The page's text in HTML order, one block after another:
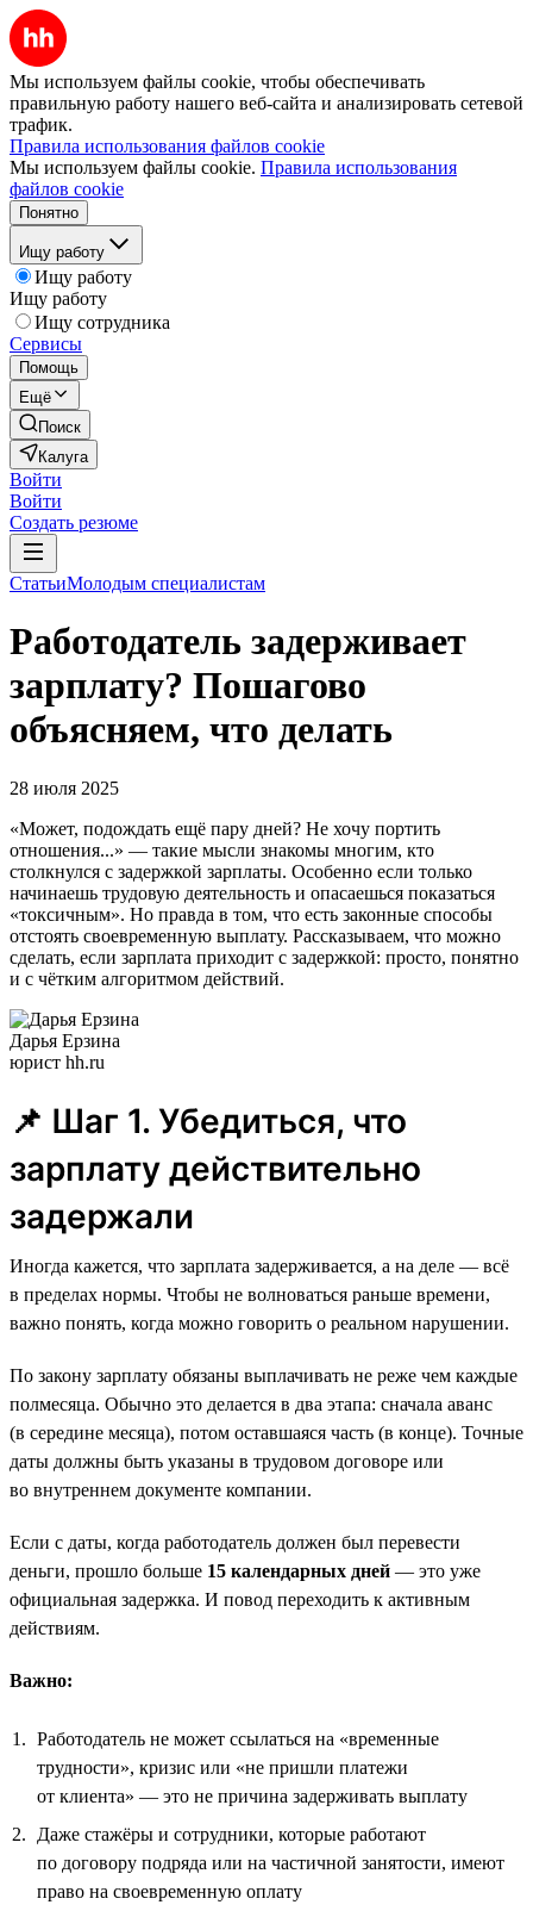
Мы используем файлы cookie, чтобы обеспечивать
правильную работу нашего веб-сайта и анализировать сетевой
трафик.
Правила использования файлов cookie
Мы используем файлы cookie. Правила использования
файлов cookie
Понятно
Ищу работу
Ищу работу
Ищу работу
Ищу сотрудника
Сервисы
Помощь
Ещё
Поиск
Калуга
Войти
Войти
Создать резюме
СтатьиМолодым специалистам
Работодатель задерживает
зарплату? Пошагово
объясняем, что делать
28 июля 2025
«Может, подождать ещё пару дней? Не хочу портить
отношения...» — такие мысли знакомы многим, кто
столкнулся с задержкой зарплаты. Особенно если только
начинаешь трудовую деятельность и опасаешься показаться
«токсичным». Но правда в том, что есть законные способы
отстоять своевременную выплату. Рассказываем, что можно
сделать, если зарплата приходит с задержкой: просто, понятно
и с чётким алгоритмом действий.
Дарья Ерзина
юрист hh.ru
📌 Шаг 1. Убедиться, что
зарплату действительно
задержали
Иногда кажется, что зарплата задерживается, а на деле — всё
в пределах нормы. Чтобы не волноваться раньше времени,
важно понять, когда можно говорить о реальном нарушении.
По закону зарплату обязаны выплачивать не реже чем каждые
полмесяца. Обычно это делается в два этапа: сначала аванс
(в середине месяца), потом оставшаяся часть (в конце). Точные
даты должны быть указаны в трудовом договоре или
во внутреннем документе компании.
Если с даты, когда работодатель должен был перевести
деньги, прошло больше 15 календарных дней — это уже
официальная задержка. И повод переходить к активным
действиям.
Важно:
Работодатель не может ссылаться на «временные
трудности», кризис или «не пришли платежи
от клиента» — это не причина задерживать выплату
Даже стажёры и сотрудники, которые работают
по договору подряда или на частичной занятости, имеют
право на своевременную оплату